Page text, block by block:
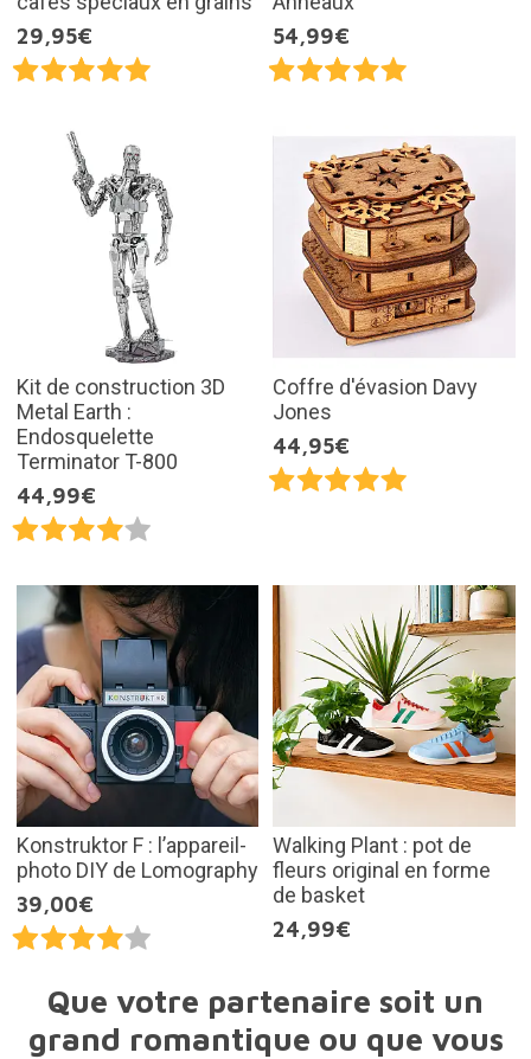
29,95€
54,99€
Kit de construction 3D
Metal Earth :
Endosquelette
Terminator T-800
44,99€
Coffre d'évasion Davy
Jones
44,95€
Konstruktor F : l’appareil-
photo DIY de Lomography
39,00€
Walking Plant : pot de
fleurs original en forme
de basket
24,99€
Que votre partenaire soit un
grand romantique ou que vous